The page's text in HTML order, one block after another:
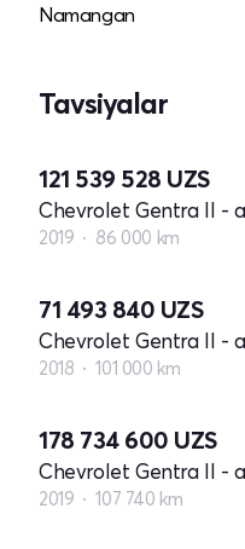
Namangan
Tavsiyalar
121 539 528 UZS
Chevrolet Gentra II -
2019 86 000 km
71 493 840 UZS
Chevrolet Gentra II -
2018 101 000 km
178 734 600 UZS
Chevrolet Gentra II -
2019 107 740 km